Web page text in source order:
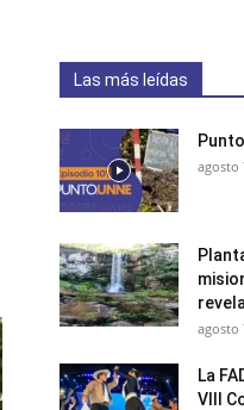
Las más leídas
agosto
agosto
La
VIII